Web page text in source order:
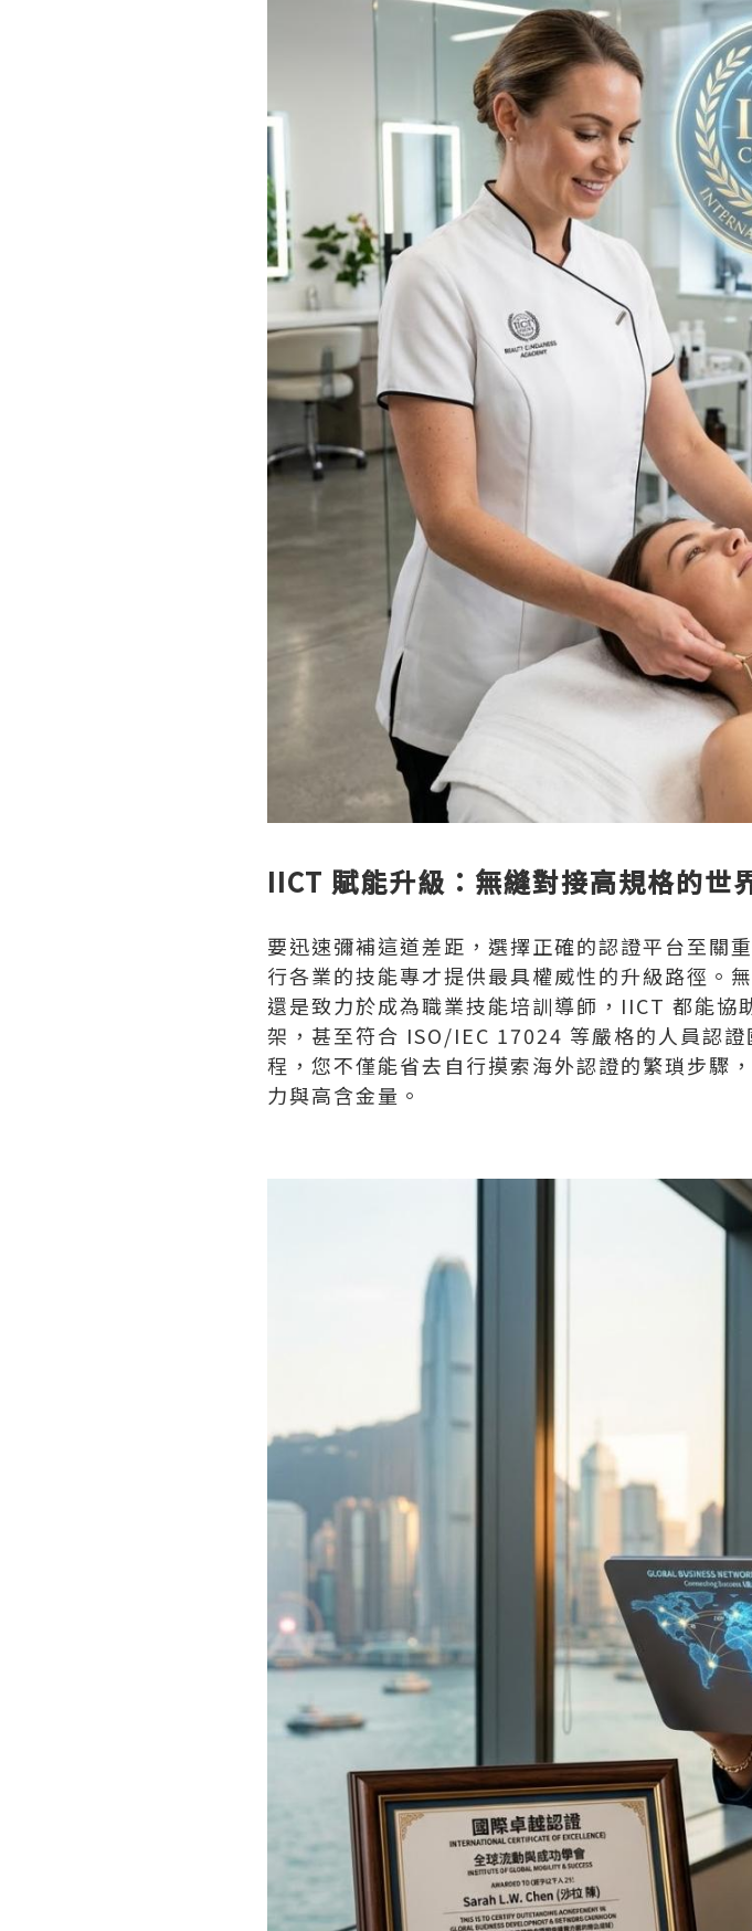
IICT 賦能升級：無縫對接高規格的世
要迅速彌補這道差距，選擇正確的認證平台至關重
行各業的技能專才提供最具權威性的升級路徑。
還是致力於成為職業技能培訓導師，IICT 都能
架，甚至符合 ISO/IEC 17024 等嚴格的人員認
程，您不僅能省去自行摸索海外認證的繁瑣步驟
力與高含金量。